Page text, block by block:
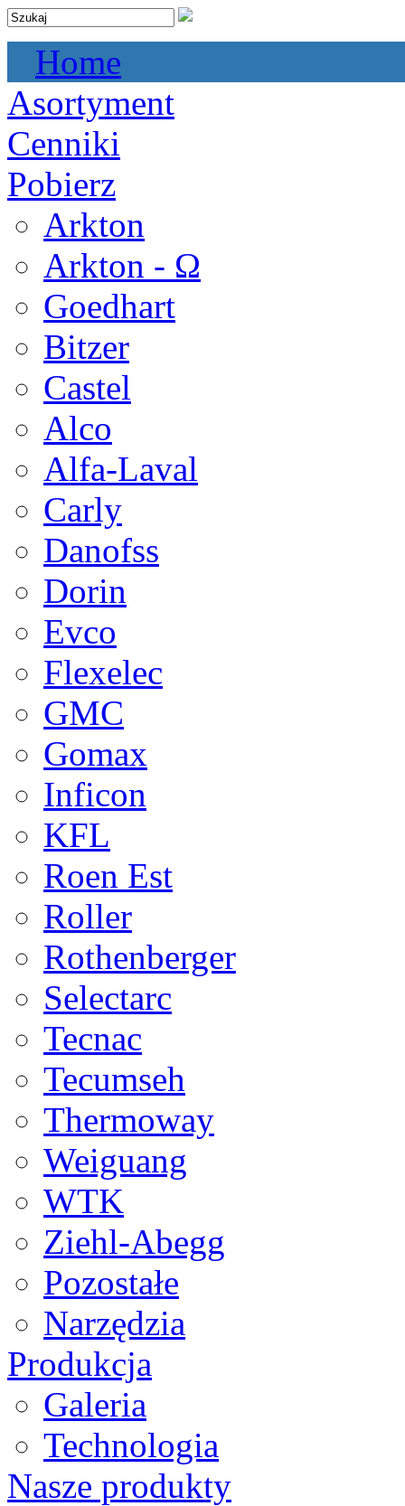
Home
Asortyment
Cenniki
Pobierz
Arkton
Arkton - Ω
Goedhart
Bitzer
Castel
Alco
Alfa-Laval
Carly
Danofss
Dorin
Evco
Flexelec
GMC
Gomax
Inficon
KFL
Roen Est
Roller
Rothenberger
Selectarc
Tecnac
Tecumseh
Thermoway
Weiguang
WTK
Ziehl-Abegg
Pozostałe
Narzędzia
Produkcja
Galeria
Technologia
Nasze produkty